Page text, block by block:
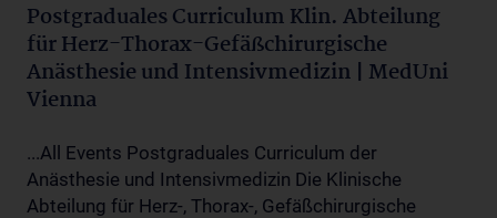
Postgraduales Curriculum Klin. Abteilung
für Herz-Thorax-Gefäßchirurgische
Anästhesie und Intensivmedizin | MedUni
Vienna
...All Events Postgraduales Curriculum der
Anästhesie und Intensivmedizin Die Klinische
Abteilung für Herz-, Thorax-, Gefäßchirurgische